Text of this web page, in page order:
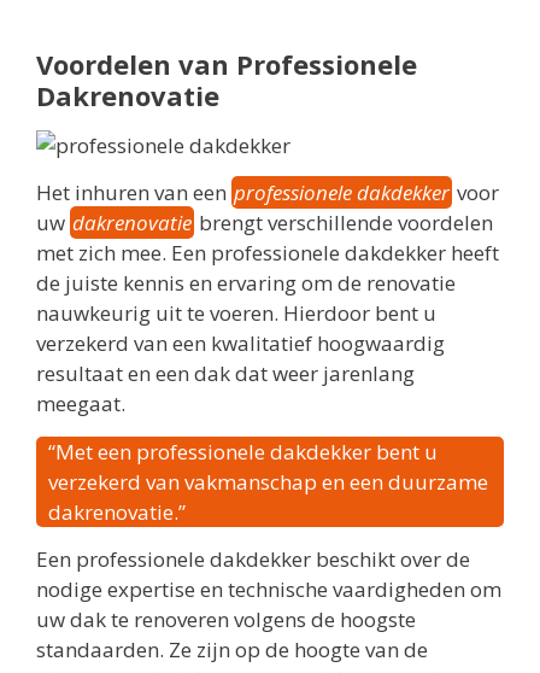
Voordelen van Professionele
Dakrenovatie
Het inhuren van een professionele dakdekker voor
uw dakrenovatie brengt verschillende voordelen
met zich mee. Een professionele dakdekker heeft
de juiste kennis en ervaring om de renovatie
nauwkeurig uit te voeren. Hierdoor bent u
verzekerd van een kwalitatief hoogwaardig
resultaat en een dak dat weer jarenlang
meegaat.
“Met een professionele dakdekker bent u
verzekerd van vakmanschap en een duurzame
dakrenovatie.”
Een professionele dakdekker beschikt over de
nodige expertise en technische vaardigheden om
uw dak te renoveren volgens de hoogste
standaarden. Ze zijn op de hoogte van de